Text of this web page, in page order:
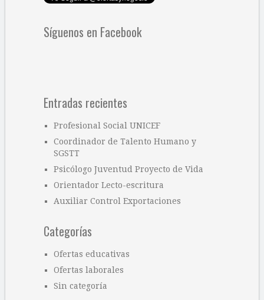
Síguenos en Facebook
Entradas recientes
Profesional Social UNICEF
Coordinador de Talento Humano y
SGSTT
Psicólogo Juventud Proyecto de Vida
Orientador Lecto-escritura
Auxiliar Control Exportaciones
Categorías
Ofertas educativas
Ofertas laborales
Sin categoría